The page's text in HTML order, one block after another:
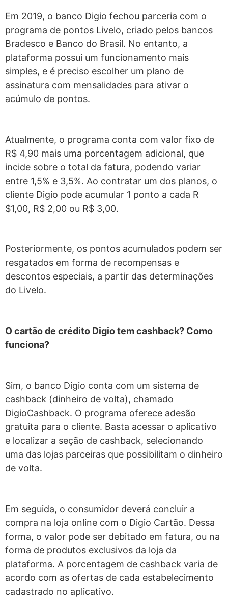
Em 2019, o banco Digio fechou parceria com o
programa de pontos Livelo, criado pelos bancos
Bradesco e Banco do Brasil. No entanto, a
plataforma possui um funcionamento mais
simples, e é preciso escolher um plano de
assinatura com mensalidades para ativar o
acúmulo de pontos.
Atualmente, o programa conta com valor fixo de
R$ 4,90 mais uma porcentagem adicional, que
incide sobre o total da fatura, podendo variar
entre 1,5% e 3,5%. Ao contratar um dos planos, o
cliente Digio pode acumular 1 ponto a cada R
$1,00, R$ 2,00 ou R$ 3,00.
Posteriormente, os pontos acumulados podem ser
resgatados em forma de recompensas e
descontos especiais, a partir das determinações
do Livelo.
O cartão de crédito Digio tem cashback? Como
funciona?
Sim, o banco Digio conta com um sistema de
cashback (dinheiro de volta), chamado
DigioCashback. O programa oferece adesão
gratuita para o cliente. Basta acessar o aplicativo
e localizar a seção de cashback, selecionando
uma das lojas parceiras que possibilitam o dinheiro
de volta.
Em seguida, o consumidor deverá concluir a
compra na loja online com o Digio Cartão. Dessa
forma, o valor pode ser debitado em fatura, ou na
forma de produtos exclusivos da loja da
plataforma. A porcentagem de cashback varia de
acordo com as ofertas de cada estabelecimento
cadastrado no aplicativo.